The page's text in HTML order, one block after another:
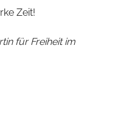
Zeit!
für Freiheit im